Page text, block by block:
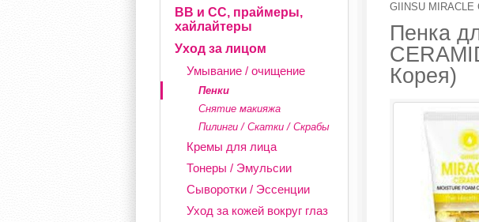
BB и CC, праймеры,
хайлайтеры
Уход за лицом
Умывание / очищение
Пенки
Снятие макияжа
Пилинги / Скатки / Скрабы
Кремы для лица
Тонеры / Эмульсии
Сыворотки / Эссенции
Уход за кожей вокруг глаз
GIINSU MIRACLE
Пенка
Корея)